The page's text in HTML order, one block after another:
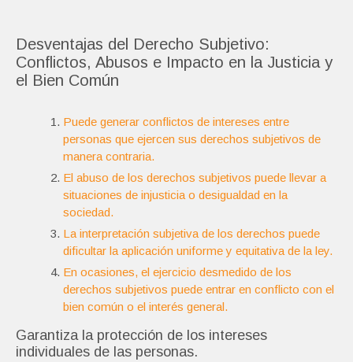
Desventajas del Derecho Subjetivo:
Conflictos, Abusos e Impacto en la Justicia y
el Bien Común
Puede generar conflictos de intereses entre
personas que ejercen sus derechos subjetivos de
manera contraria.
El abuso de los derechos subjetivos puede llevar a
situaciones de injusticia o desigualdad en la
sociedad.
La interpretación subjetiva de los derechos puede
dificultar la aplicación uniforme y equitativa de la ley.
En ocasiones, el ejercicio desmedido de los
derechos subjetivos puede entrar en conflicto con el
bien común o el interés general.
Garantiza la protección de los intereses
individuales de las personas.